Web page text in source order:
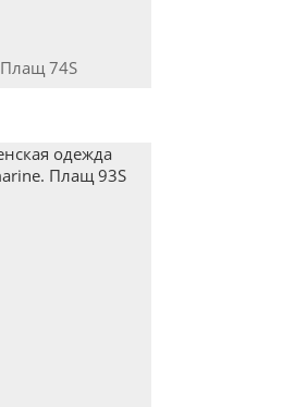
Плащ74S